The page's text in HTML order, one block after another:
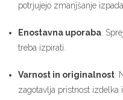
potrjujejo zmanjšanje
Enostavna uporaba:
treba izpirati.
Varnost in originalnost:
zagotavlja pristnost izdelka